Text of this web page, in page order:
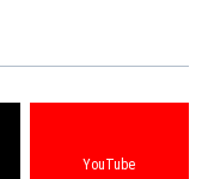
YouTube